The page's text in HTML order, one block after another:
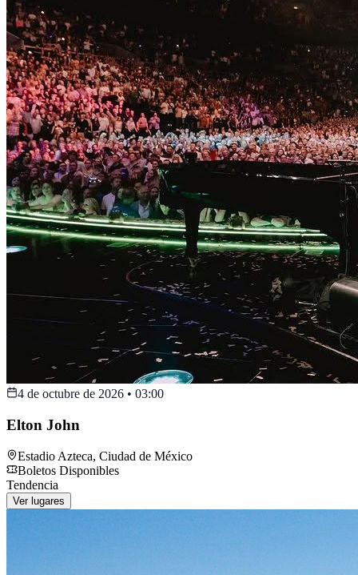
4 de octubre de 2026 • 03:00
Elton John
Estadio Azteca, Ciudad de México
Boletos Disponibles
Tendencia
Ver lugares